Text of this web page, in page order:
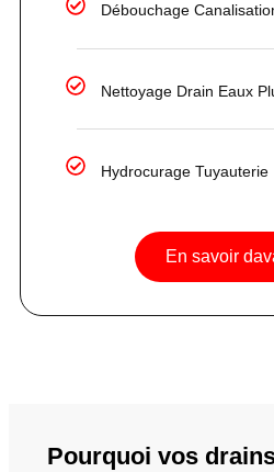
Débouchage
Nettoyage Drain Eaux
Hydrocurage Tuyauterie
En savoir
Pourquoi vos